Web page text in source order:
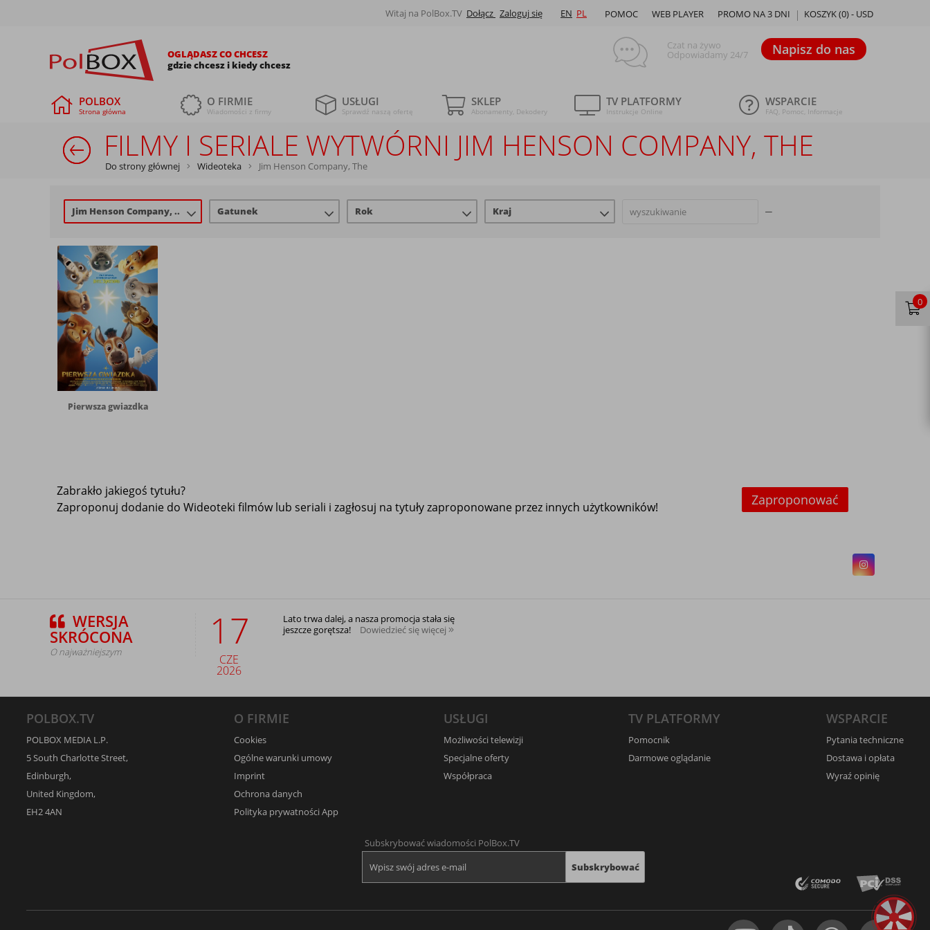
Witaj na PolBox.TV Dołącz Zaloguj się EN PL KOSZYK (0) - USD
PROMO NA 3 DNI
WEB PLAYER
POMOC
OGLĄDASZ CO CHCESZ
gdzie chcesz i kiedy chcesz
Czat na żywo
Odpowiadamy 24/7 Napisz do nas
POLBOX
Strona główna
O FIRMIE
Wiadomości z firmy
USŁUGI
Sprawdź naszą ofertę
SKLEP
Abonamenty, Dekodery
TV PLATFORMY
Instrukcje Online
WSPARCIE
FAQ, Pomoc, Informacje
FILMY I SERIALE WYTWÓRNI JIM HENSON COMPANY, THE
Do strony głównej Wideoteka Jim Henson Company, The
Jim Henson Company, .. Gatunek Rok Kraj
Pierwsza gwiazdka
Zabrakło jakiegoś tytułu?
Zaproponuj dodanie do Wideoteki filmów lub seriali i zagłosuj na tytuły zaproponowane przez innych użytkowników!
Zaproponować
WERSJA
SKRÓCONA
O najważniejszym 17
CZE
2026
Lato trwa dalej, a nasza promocja stała się
jeszcze gorętsza!
Dowiedzieć się więcej
0
POLBOX.TV
POLBOX MEDIA L.P.
5 South Charlotte Street,
Edinburgh,
United Kingdom,
EH2 4AN
O FIRMIE
Cookies
Ogólne warunki umowy
Imprint
Ochrona danych
Polityka prywatności App
USŁUGI
Możliwości telewizji
Specjalne oferty
Współpraca
TV PLATFORMY
Pomocnik
Darmowe oglądanie
WSPARCIE
Pytania techniczne
Dostawa i opłata
Wyraź opinię
Subskrybować wiadomości PolBox.TV
Subskrybować